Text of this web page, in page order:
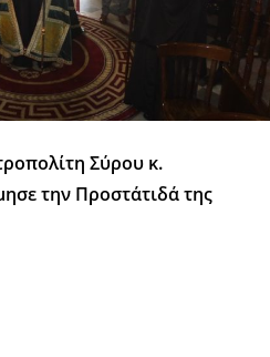
Σύρου κ.
την Προστάτιδά της